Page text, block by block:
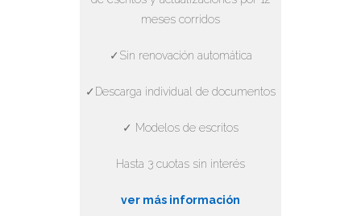
meses corridos
✓Sin renovación automática
✓Descarga individual de documentos
✓ Modelos de escritos
Hasta 3 cuotas sin interés
ver más información